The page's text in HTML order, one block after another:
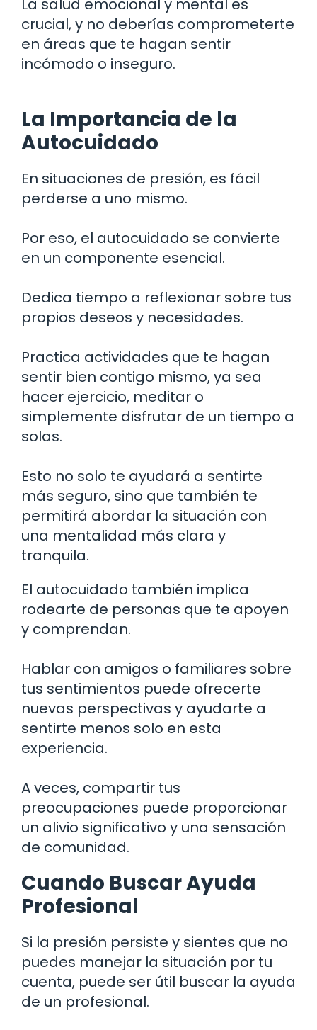
La salud emocional y mental es
crucial, y no deberías comprometerte
en áreas que te hagan sentir
incómodo o inseguro.
La Importancia de la
Autocuidado
En situaciones de presión, es fácil
perderse a uno mismo.
Por eso, el autocuidado se convierte
en un componente esencial.
Dedica tiempo a reflexionar sobre tus
propios deseos y necesidades.
Practica actividades que te hagan
sentir bien contigo mismo, ya sea
hacer ejercicio, meditar o
simplemente disfrutar de un tiempo a
solas.
Esto no solo te ayudará a sentirte
más seguro, sino que también te
permitirá abordar la situación con
una mentalidad más clara y
tranquila.
El autocuidado también implica
rodearte de personas que te apoyen
y comprendan.
Hablar con amigos o familiares sobre
tus sentimientos puede ofrecerte
nuevas perspectivas y ayudarte a
sentirte menos solo en esta
experiencia.
A veces, compartir tus
preocupaciones puede proporcionar
un alivio significativo y una sensación
de comunidad.
Cuando Buscar Ayuda
Profesional
Si la presión persiste y sientes que no
puedes manejar la situación por tu
cuenta, puede ser útil buscar la ayuda
de un profesional.